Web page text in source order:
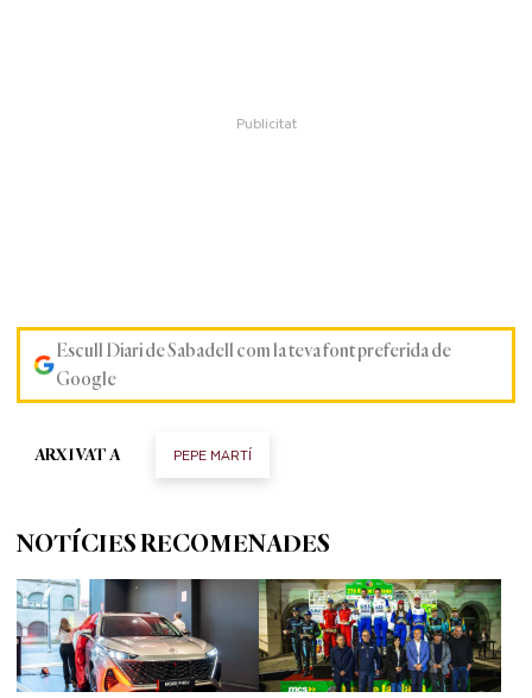
Escull Diari de Sabadell com la teva font preferida de
Google
ARXIVAT A PEPE MARTÍ
NOTÍCIES RECOMENADES